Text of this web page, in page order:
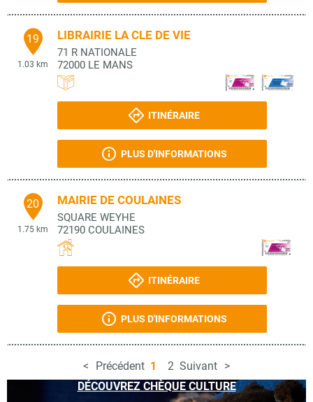
19
1.03 km
LIBRAIRIE LA CLE DE VIE
71 R NATIONALE
72000 LE MANS
ITINÉRAIRE
PLUS D'INFORMATIONS
20
1.75 km
MAIRIE DE COULAINES
SQUARE WEYHE
72190 COULAINES
ITINÉRAIRE
PLUS D'INFORMATIONS
Précédent 1 2 Suivant
DÉCOUVREZ CHÈQUE CULTURE